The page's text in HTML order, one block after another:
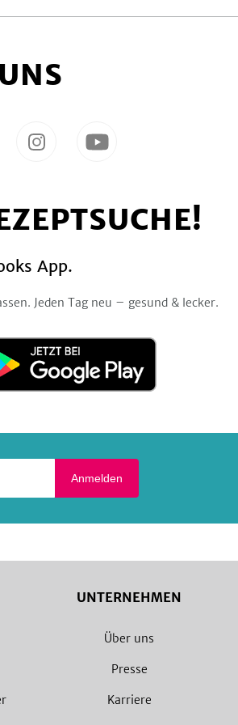
Folge
Instagram
Folge
YouTube
App.
Jeden Tag neu – gesund & lecker.
Anmelden
UNTERNEHMEN
Über uns
Presse
Karriere